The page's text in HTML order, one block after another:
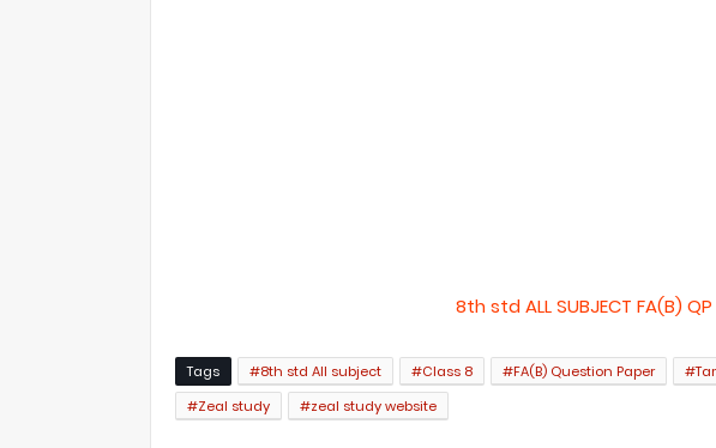
8th std ALL SUBJECT FA(B) QP
Tags #8th std All subject #Class 8 #FA(B) Question Paper
#Zeal study
#zeal study website